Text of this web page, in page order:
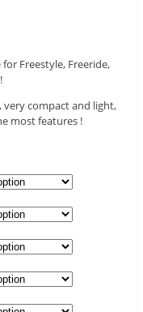
Freestyle, Freeride,
very compact and light,
most features !